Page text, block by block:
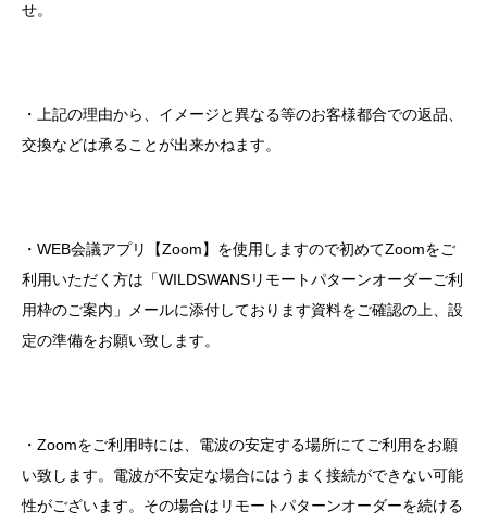
せ。
・上記の理由から、イメージと異なる等のお客様都合での返品、
交換などは承ることが出来かねます。
・ WEB会議アプリ【Zoom】を使用しますので初めてZoomをご
利用いただく方は「WILDSWANSリモートパターンオーダーご利
用枠のご案内」メールに添付しております資料をご確認の上、設
定の準備をお願い致します。
・ Zoomをご利用時には、電波の安定する場所にてご利用をお願
い致します。電波が不安定な場合にはうまく接続ができない可能
性がございます。その場合はリモートパターンオーダーを続ける